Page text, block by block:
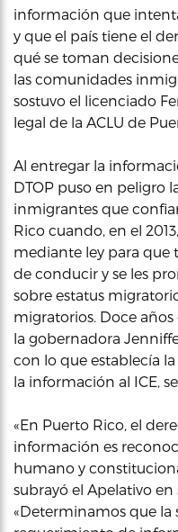
información que
y que el país tiene el
qué se toman
las comunidades
sostuvo el licenciado
legal de la ACLU de
Al entregar la
DTOP puso en peligro
inmigrantes que
Rico cuando, en el
mediante ley para que
de conducir y se les
sobre estatus
migratorios. Doce
la gobernadora
con lo que establecía
la información al ICE,
«En Puerto Rico, el
información es
humano y
subrayó el Apelativo
«Determinamos que